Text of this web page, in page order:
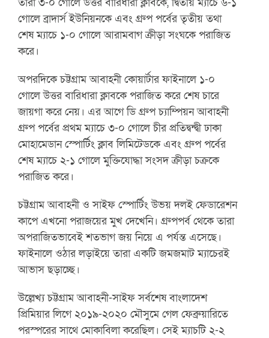
গোলে ব্রাদার্স ইউনিয়নকে এবং গ্রুপ পর্বের তৃতীয় তথা
শেষ ম্যাচে ১-০ গোলে আরামবাগ ক্রীড়া সংঘকে পরাজিত
করে।
অপরদিকে চট্টগ্রাম আবাহনী কোয়ার্টার ফাইনালে ১-০
গোলে উত্তর বারিধারা ক্লাবকে পরাজিত করে শেষ চারে
জায়গা করে নেয়। এর আগে ডি গ্রুপ চ্যাম্পিয়ন আবাহনী
গ্রুপ পর্বের প্রথম ম্যাচে ৩-০ গোলে চীর প্রতিদ্বন্দ্বী ঢাকা
মোহামেডান স্পোর্টিং ক্লাব লিমিটেডকে এবং গ্রুপ পর্বের
শেষ ম্যাচে ২-১ গোলে মুক্তিযোদ্ধা সংসদ ক্রীড়া চক্রকে
পরাজিত করে।
চট্টগ্রাম আবাহনী ও সাইফ স্পোর্টিং উভয় দলই ফেডারেশন
কাপে এখনো পরাজয়ের মুখ দেখেনি। গ্রুপপর্ব থেকে তারা
অপরাজিতভাবেই শতভাগ জয় নিয়ে এ পর্যন্ত এসেছে।
ফাইনালে ওঠার লড়াইয়ে তারা একটি জমজমাট ম্যাচেরই
আভাস ছড়াচ্ছে।
উল্লেখ্য চট্টগ্রাম আবাহনী-সাইফ সর্বশেষ বাংলাদেশ
প্রিমিয়ার লিগে ২০১৯-২০২০ মৌসুমে গেল ফেব্রুয়ারিতে
পরস্পরের সাথে মোকাবিলা করেছিল। সেই ম্যাচটি ২-২